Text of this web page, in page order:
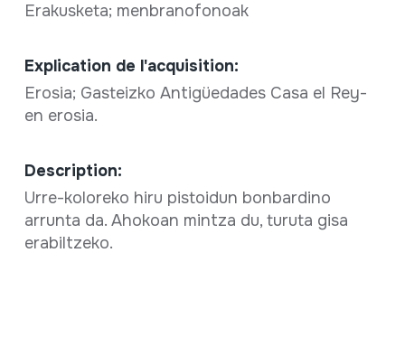
Erakusketa; menbranofonoak
Explication de l'acquisition:
Erosia; Gasteizko Antigüedades Casa el Rey-
en erosia.
Description:
Urre-koloreko hiru pistoidun bonbardino
arrunta da. Ahokoan mintza du, turuta gisa
erabiltzeko.